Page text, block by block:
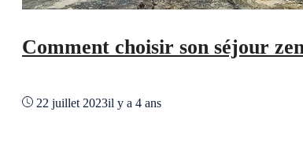
Comment choisir son séjour
22 juillet 2023il y a 4 ans